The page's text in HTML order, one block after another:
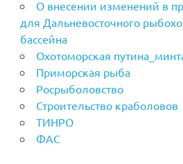
О внесении изменений в
для Дальневосточного
бассейна
Охотоморская
Приморская рыба
Росрыболовство
Строительство краболовов
ТИНРО
ФАС